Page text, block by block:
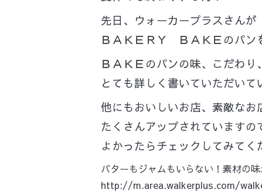
先日、ウォーカープラスさんが
ＢＡＫＥＲＹ ＢＡＫＥのパン
ＢＡＫＥのパンの味、こだわり
とても詳しく書いていただいて
他にもおいしいお店、素敵なお
たくさんアップされていますの
よかったらチェックしてみてく
バターもジャムもいらない！素材の
http://m.area.walkerplus.com/